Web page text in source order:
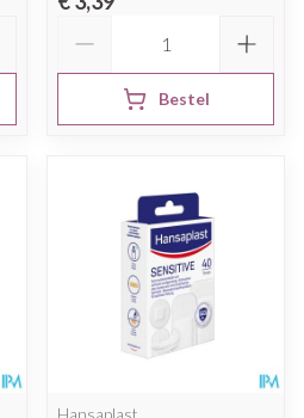
Bestel
Hansaplast